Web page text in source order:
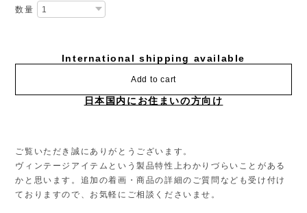
数量
International shipping available
Add to cart
日本国内にお住まいの方向け
ご覧いただき誠にありがとうございます。
ヴィンテージアイテムという製品特性上わかりづらいことがある
かと思います。追加の着画・商品の詳細のご質問なども受け付け
ておりますので、お気軽にご相談くださいませ。